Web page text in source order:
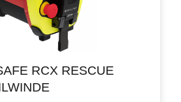
RCX RESCUE